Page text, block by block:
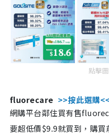
點擊
fluorecare >>按此選購<<
網購平台鄰住買有售
要超低價$9.9就買到，購